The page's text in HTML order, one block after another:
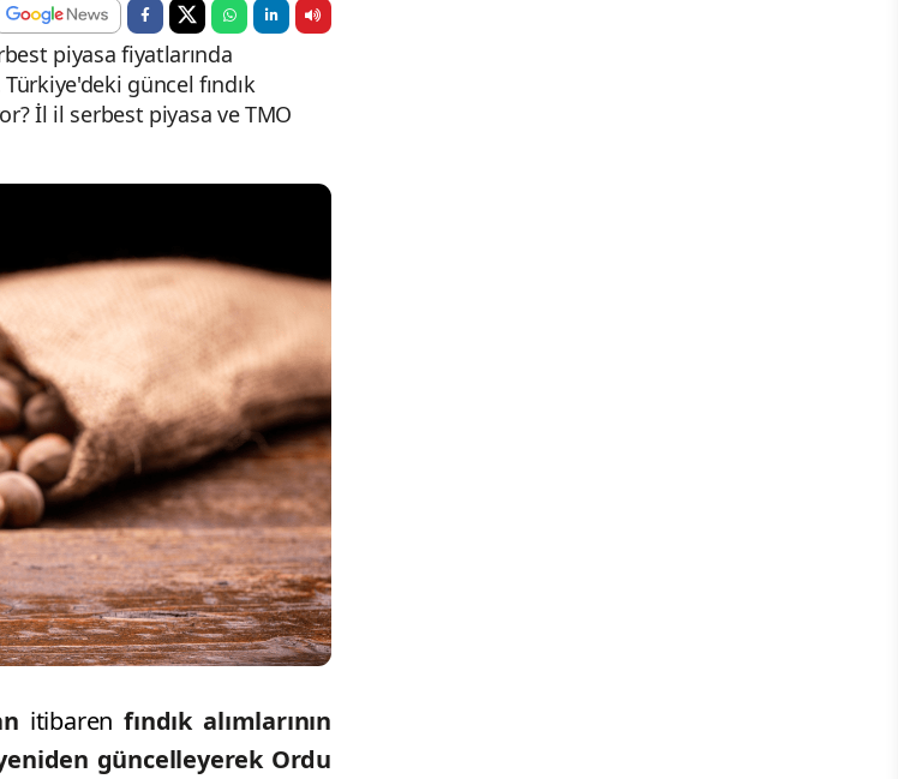
piyasa fiyatlarında
güncel fındık
İl il serbest piyasa ve TMO
itibarenfındık alımlarının
güncelleyerek Ordu